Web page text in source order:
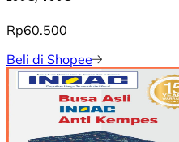
Rp60.500
Beli di Shopee